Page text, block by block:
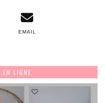
EMAIL
LIGNE